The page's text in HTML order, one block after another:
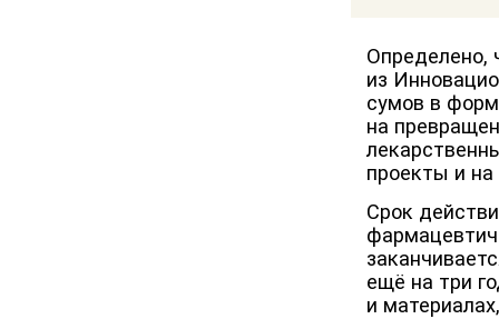
Определено,
из
сумов в
на
проекты и
Срок
ещё на три
и